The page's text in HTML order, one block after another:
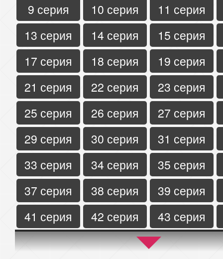
9 серия
10 серия
11 серия
13 серия
14 серия
15 серия
17 серия
18 серия
19 серия
21 серия
22 серия
23 серия
25 серия
26 серия
27 серия
29 серия
30 серия
31 серия
33 серия
34 серия
35 серия
37 серия
38 серия
39 серия
41 серия
42 серия
43 серия
45 серия
46 серия
47 серия